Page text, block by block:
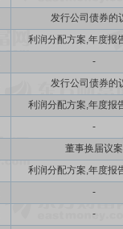
发行公司债券的
利润分配方案,年度报
-
发行公司债券的
利润分配方案,年度报
-
董事换届议案
利润分配方案,年度报
-
-